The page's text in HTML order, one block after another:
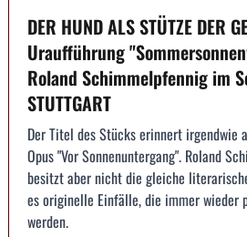
DER HUND ALS STÜTZE DER
Uraufführung
Roland Schimmelpfennig im
STUTTGART
Der Titel des Stücks erinnert irgendwie
Opus "Vor Sonnenuntergang". Roland
besitzt aber nicht die gleiche
es originelle Einfälle, die immer wieder
werden.